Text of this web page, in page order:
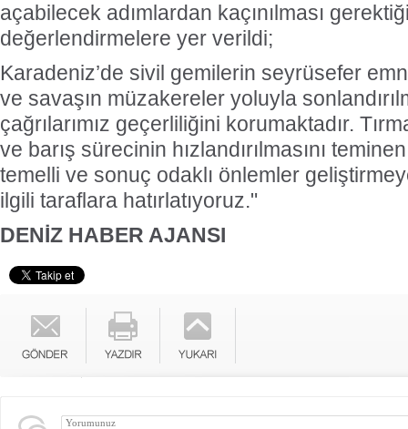
açabilecek adımlardan kaçınılması
değerlendirmelere yer verildi;
Karadeniz’de sivil gemilerin seyrüsefer
ve savaşın müzakereler yoluyla
çağrılarımız geçerliliğini korumaktadır.
ve barış sürecinin hızlandırılmasını
temelli ve sonuç odaklı önlemler
ilgili taraflara hatırlatıyoruz."
DENİZ HABER AJANSI